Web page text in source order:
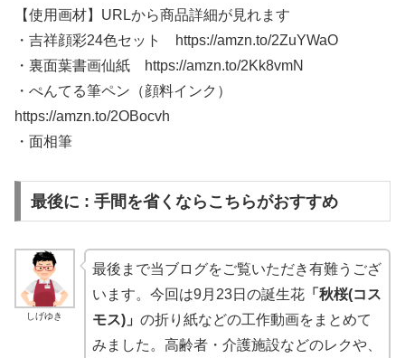
【使用画材】URLから商品詳細が見れます
・吉祥顔彩24色セット https://amzn.to/2ZuYWaO
・裏面葉書画仙紙 https://amzn.to/2Kk8vmN
・ぺんてる筆ペン（顔料インク）
https://amzn.to/2OBocvh
・面相筆
最後に : 手間を省くならこちらがおすすめ
しげゆき
最後まで当ブログをご覧いただき有難うござ
います。今回は9月23日の誕生花「秋桜(コス
モス)」 の折り紙などの工作動画をまとめて
みました。高齢者・介護施設などのレクや、